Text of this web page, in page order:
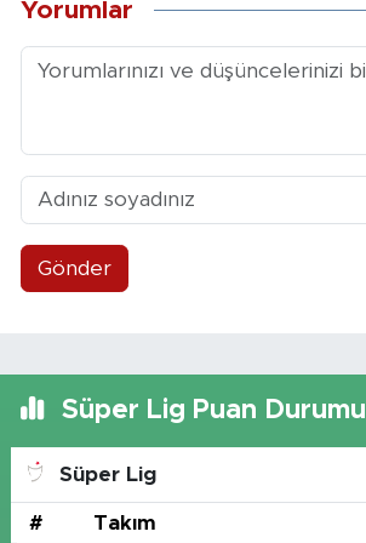
Yorumlar
Gönder
Süper Lig Puan Durumu
Süper Lig
# Takım